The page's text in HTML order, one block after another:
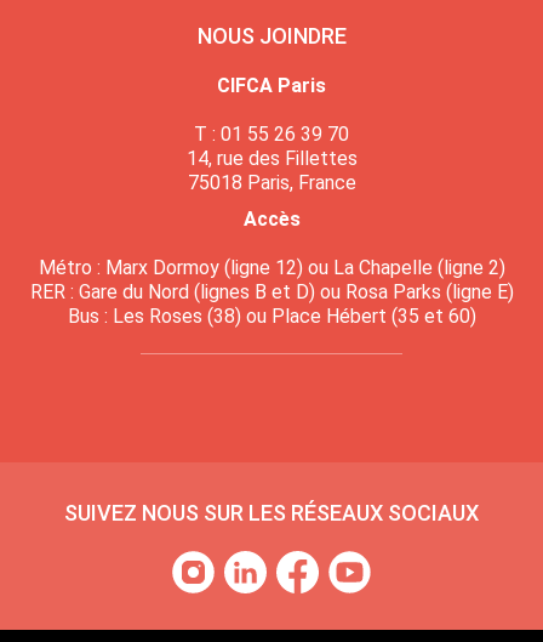
NOUS JOINDRE
CIFCA Paris
T : 01 55 26 39 70
14, rue des Fillettes
75018 Paris, France
Accès
Métro : Marx Dormoy (ligne 12) ou La Chapelle (ligne 2)
RER : Gare du Nord (lignes B et D) ou Rosa Parks (ligne E)
Bus : Les Roses (38) ou Place Hébert (35 et 60)
SUIVEZ NOUS SUR LES RÉSEAUX SOCIAUX